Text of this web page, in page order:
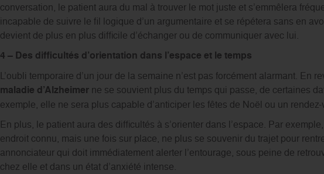
conversation, le patient aura du mal à trouver le mot juste et s’emmêlera
incapable de suivre le fil logique d’un argumentaire et se répétera sans en
devient de plus en plus difficile d’échanger ou de communiquer avec lui.
4 – Des difficultés d’orientation dans l’espace et le temps
L’oubli temporaire d’un jour de la semaine n’est pas forcément alarmant. En
maladie d’Alzheimerne se souvient plus du temps qui passe, de certaines
exemple, elle ne sera plus capable d’anticiper les fêtes de Noël ou un
En plus, le patient aura des difficultés à s’orienter dans l’espace. Par
endroit connu, mais une fois sur place, ne plus se souvenir du trajet pour
annonciateur qui doit immédiatement alerter l’entourage, sous peine de
chez elle et dans un état d’anxiété intense.